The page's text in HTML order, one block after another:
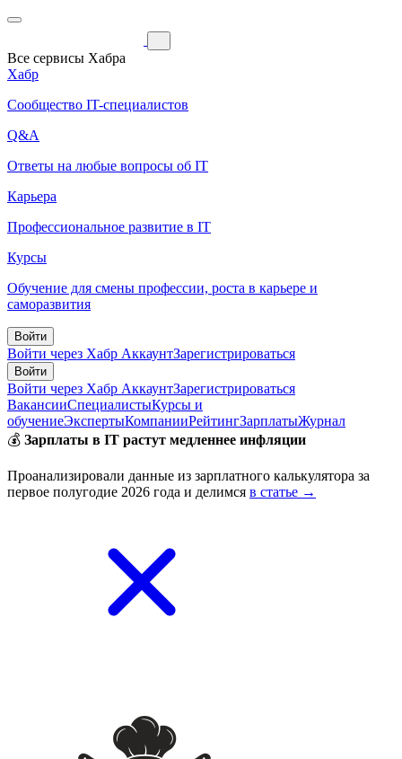
Все сервисы Хабра
Хабр
Сообщество IT-специалистов
Q&A
Ответы на любые вопросы об IT
Карьера
Профессиональное развитие в IT
Курсы
Обучение для смены профессии, роста в карьере и
саморазвития
Войти
Войти через Хабр АккаунтЗарегистрироваться
Войти
Войти через Хабр АккаунтЗарегистрироваться
ВакансииСпециалистыКурсы и
обучениеЭкспертыКомпанииРейтингЗарплатыЖурнал
💰 Зарплаты в IT растут медленнее инфляции
Проанализировали данные из зарплатного калькулятора за
первое полугодие 2026 года и делимся в статье →